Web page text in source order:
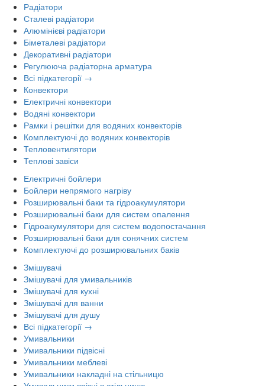
Радіатори
Сталеві радіатори
Алюмінієві радіатори
Біметалеві радіатори
Декоративні радіатори
Регулююча радіаторна арматура
Всі підкатегорії →
Конвектори
Електричні конвектори
Водяні конвектори
Рамки і решітки для водяних конвекторів
Комплектуючі до водяних конвекторів
Тепловентилятори
Теплові завіси
Електричні бойлери
Бойлери непрямого нагріву
Розширювальні баки та гідроакумулятори
Розширювальні баки для систем опалення
Гідроакумулятори для систем водопостачання
Розширювальні баки для сонячних систем
Комплектуючі до розширювальних баків
Змішувачі
Змішувачі для умивальників
Змішувачі для кухні
Змішувачі для ванни
Змішувачі для душу
Всі підкатегорії →
Умивальники
Умивальники підвісні
Умивальники меблеві
Умивальники накладні на стільницю